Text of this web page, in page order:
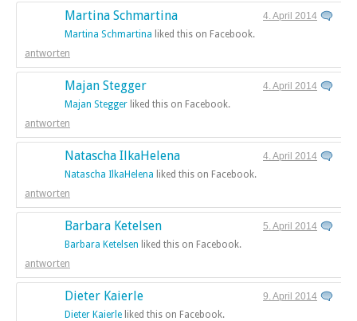
Martina Schmartina
4. April 2014
Martina Schmartina liked this on Facebook.
antworten
Majan Stegger
4. April 2014
Majan Stegger liked this on Facebook.
antworten
Natascha IlkaHelena
4. April 2014
Natascha IlkaHelena liked this on Facebook.
antworten
Barbara Ketelsen
5. April 2014
Barbara Ketelsen liked this on Facebook.
antworten
Dieter Kaierle
9. April 2014
Dieter Kaierle liked this on Facebook.